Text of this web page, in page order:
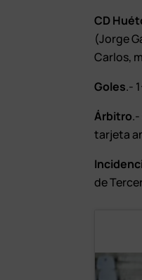
CD
(Jorge
Carlos,
Goles.-
Árbitro
tarjeta
de